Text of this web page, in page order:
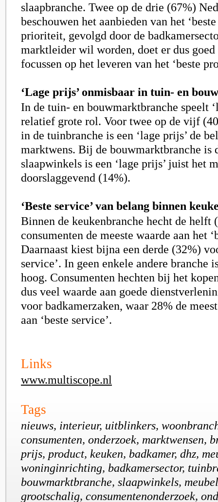
slaapbranche. Twee op de drie (67%)
beschouwen het aanbieden van het
prioriteit, gevolgd door de
marktleider wil worden, doet er dus goed
focussen op het leveren van het ‘beste
‘Lage prijs’ onmisbaar in tuin- en
In de tuin- en bouwmarktbranche speelt
relatief grote rol. Voor twee op de vijf
in de tuinbranche is een ‘lage prijs’ de
marktwens. Bij de bouwmarktbranche is
slaapwinkels is een ‘lage prijs’ juist het
doorslaggevend (14%).
‘Beste service’ van belang binnen
Binnen de keukenbranche hecht de helft
consumenten de meeste waarde aan het
Daarnaast kiest bijna een derde (32%)
service’. In geen enkele andere branche
hoog. Consumenten hechten bij het
dus veel waarde aan goede
voor badkamerzaken, waar 28% de
aan ‘beste service’.
Links
www.multiscope.nl
Tags
nieuws, interieur, uitblinkers,
consumenten, onderzoek, marktwensen,
prijs, product, keuken, badkamer, dhz,
woninginrichting, badkamersector,
bouwmarktbranche, slaapwinkels,
grootschalig, consumentenonderzoek,